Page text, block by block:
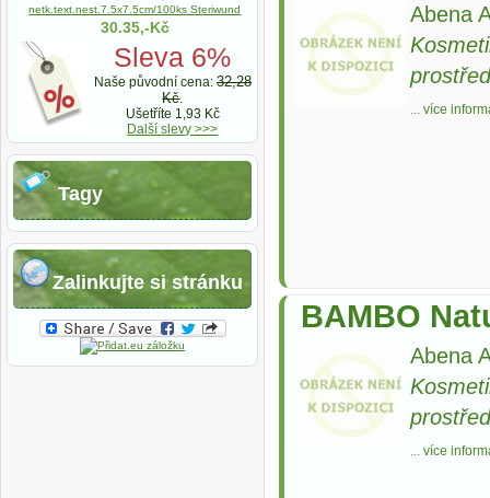
Abena
... více
BAMBO
Abena
... více
netk.text.nest.7.5x7.5cm/100ks Steriwund
30.35,-Kč
Sleva 6%
Naše původní cena: 32,28
Kč.
Ušetříte 1,93 Kč
Další slevy >>>
Tagy
Zalinkujte si stránku